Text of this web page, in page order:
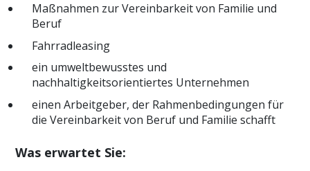
Maßnahmen zur Vereinbarkeit von Familie und
Beruf
Fahrradleasing
ein umweltbewusstes und
nachhaltigkeitsorientiertes Unternehmen
einen Arbeitgeber, der Rahmenbedingungen für
die Vereinbarkeit von Beruf und Familie schafft
Was erwartet Sie: